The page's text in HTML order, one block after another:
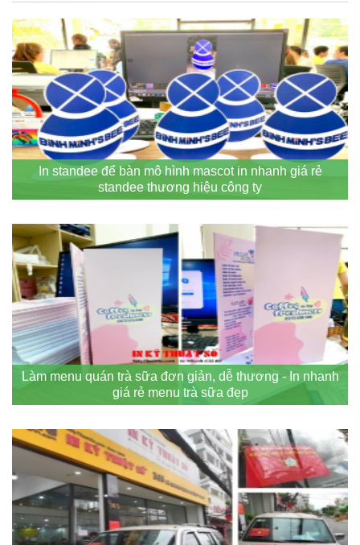
In standee để bàn mô hình mascot in nhanh giá rẻ
standee thương hiệu công ty
Làm menu quán trà sữa đơn giản, dễ thương - In nhanh
giá rẻ menu trà sữa đẹp